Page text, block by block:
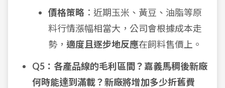
價格策略 ：近期玉米、黃豆、油脂等原
料行情漲幅相當大，公司會根據成本走
勢， 適度且逐步地反應在飼料售價上。
Q5：各產品線的毛利區間？嘉義馬稠後新廠
何時能達到滿載？新廠將增加多少折舊費